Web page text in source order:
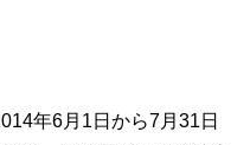
年6月1日から7月31日